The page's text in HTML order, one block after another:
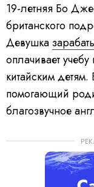
19-летняя Бо
британского
Девушка
оплачивает
китайским
помогающий
благозвучное